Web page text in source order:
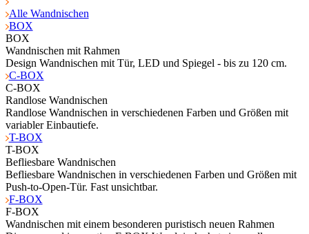
Alle Wandnischen
BOX
BOX
Wandnischen mit Rahmen
Design Wandnischen mit Tür, LED und Spiegel - bis zu 120 cm.
C-BOX
C-BOX
Randlose Wandnischen
Randlose Wandnischen in verschiedenen Farben und Größen mit
variabler Einbautiefe.
T-BOX
T-BOX
Befliesbare Wandnischen
Befliesbare Wandnischen in verschiedenen Farben und Größen mit
Push-to-Open-Tür. Fast unsichtbar.
F-BOX
F-BOX
Wandnischen mit einem besonderen puristisch neuen Rahmen